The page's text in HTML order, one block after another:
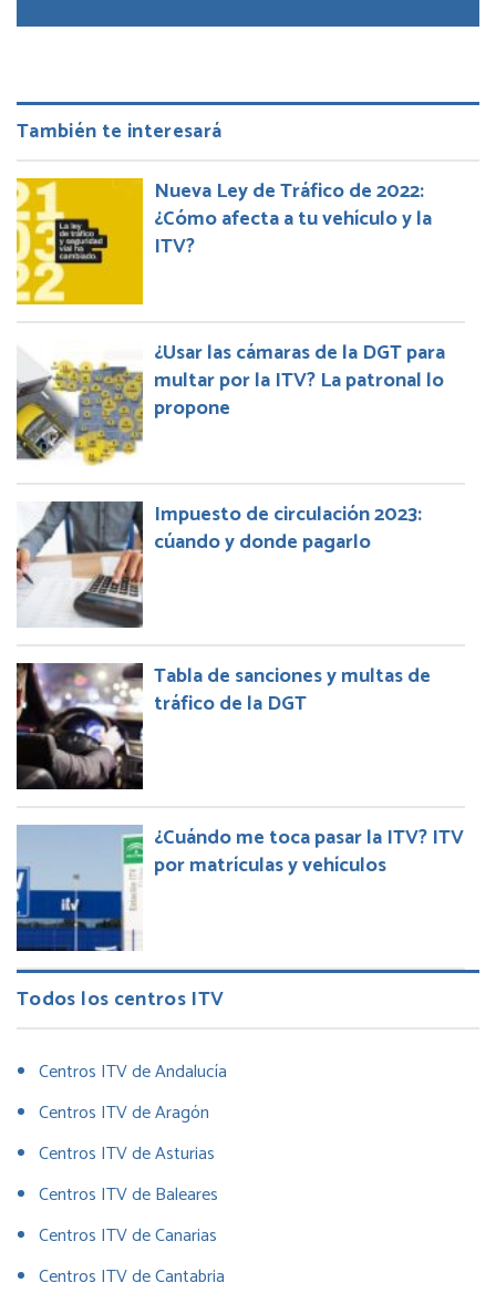
También te interesará
Nueva Ley de Tráfico de 2022:
¿Cómo afecta a tu vehículo y la
ITV?
¿Usar las cámaras de la DGT para
multar por la ITV? La patronal lo
propone
Impuesto de circulación 2023:
cúando y donde pagarlo
Tabla de sanciones y multas de
tráfico de la DGT
¿Cuándo me toca pasar la ITV? ITV
por matrículas y vehículos
Todos los centros ITV
Centros ITV de Andalucía
Centros ITV de Aragón
Centros ITV de Asturias
Centros ITV de Baleares
Centros ITV de Canarias
Centros ITV de Cantabria